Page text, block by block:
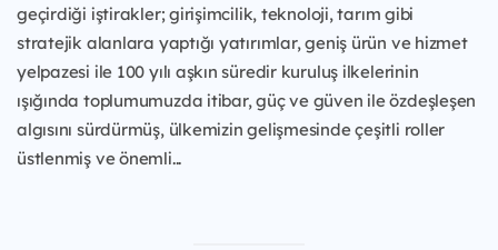
geçirdiği iştirakler; girişimcilik, teknoloji, tarım gibi
stratejik alanlara yaptığı yatırımlar, geniş ürün ve hizmet
yelpazesi ile 100 yılı aşkın süredir kuruluş ilkelerinin
ışığında toplumumuzda itibar, güç ve güven ile özdeşleşen
algısını sürdürmüş, ülkemizin gelişmesinde çeşitli roller
üstlenmiş ve önemli...